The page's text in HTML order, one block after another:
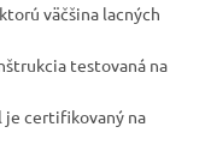
väčšina lacných
testovaná na
je certifikovaný na